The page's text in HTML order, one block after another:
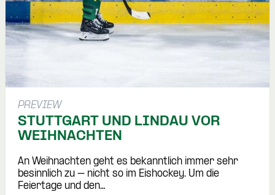
PREVIEW
STUTTGART UND LINDAU VOR
WEIHNACHTEN
An Weihnachten geht es bekanntlich immer sehr
besinnlich zu – nicht so im Eishockey. Um die
Feiertage und den…